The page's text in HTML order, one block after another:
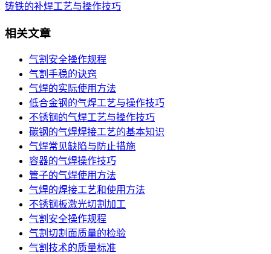
铸铁的补焊工艺与操作技巧
相关文章
气割安全操作规程
气割手稳的诀窍
气焊的实际使用方法
低合金钢的气焊工艺与操作技巧
不锈钢的气焊工艺与操作技巧
碳钢的气焊焊接工艺的基本知识
气焊常见缺陷与防止措施
容器的气焊操作技巧
管子的气焊使用方法
气焊的焊接工艺和使用方法
不锈钢板激光切割加工
气割安全操作规程
气割切割面质量的检验
气割技术的质量标准